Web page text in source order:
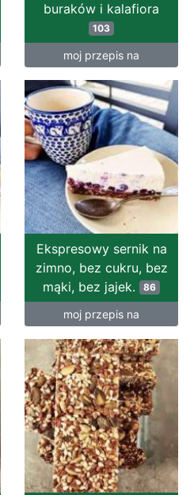
buraków i kalafiora
103
moj przepis na
Ekspresowy sernik na
zimno, bez cukru, bez
mąki, bez jajek. 86
moj przepis na